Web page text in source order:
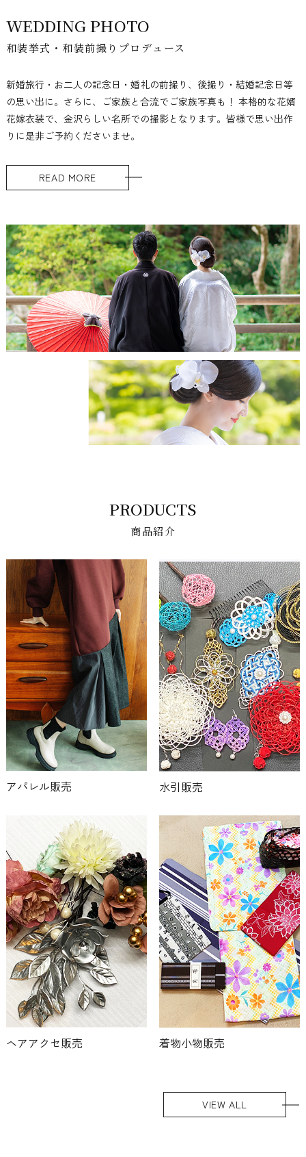
WEDDING PHOTO
和装挙式・和装前撮りプロデュース
新婚旅行・お二人の記念日・婚礼の前撮り、後撮り・結婚記念日等
の思い出に。さらに、ご家族と合流でご家族写真も！ 本格的な花婿
花嫁衣装で、金沢らしい名所での撮影となります。皆様で思い出作
りに是非ご予約くださいませ。
READ MORE
PRODUCTS
商品紹介
アパレル販売 水引販売
ヘアアクセ販売 着物小物販売
VIEW ALL